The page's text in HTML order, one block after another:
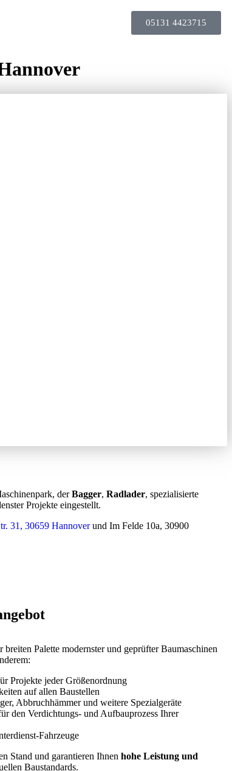
05131 4423715
derBagger, Radlader, spezialisierte
Projekte eingestellt.
31, 30659 Hannoverund Im Felde 10a, 30900
Palette modernster und geprüfter Baumaschinen
Projekte jeder Größenordnung
auf allen Baustellen
Abbruchhämmer und weitere Spezialgeräte
den Verdichtungs- und Aufbauprozess Ihrer
Fahrzeuge
Stand und garantieren Ihnen hohe Leistung und
Baustandards.